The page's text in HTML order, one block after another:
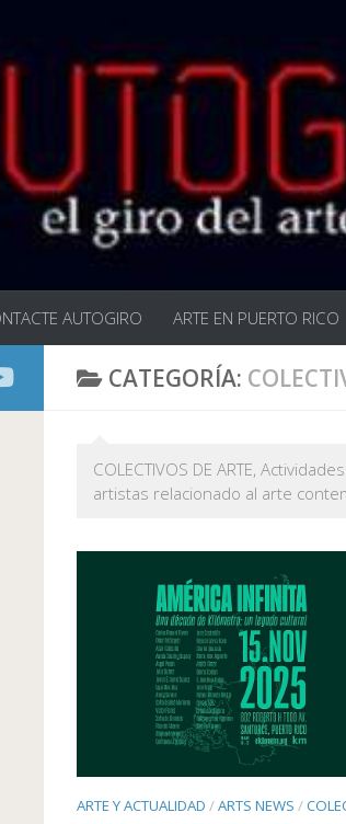
AUTOGIRO ARTE EN PUERTO RICO
CATEGORÍA:
COLECTIVOS DE ARTE,
artistas relacionado al arte
ARTE Y ACTUALIDAD /ARTS NEWS /